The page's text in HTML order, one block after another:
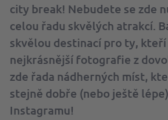
city break! Nebudete se zde
celou řadu skvělých atrakcí.
skvělou destinací pro ty,
nejkrásnější fotografie z
zde řada nádherných míst,
stejně dobře (nebo ještě
Instagramu!